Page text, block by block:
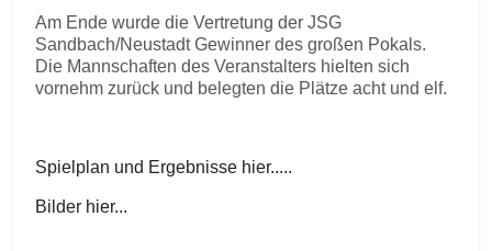
Am Ende wurde die Vertretung der JSG
Sandbach/Neustadt Gewinner des großen Pokals.
Die Mannschaften des Veranstalters hielten sich
vornehm zurück und belegten die Plätze acht und elf.
Spielplan und Ergebnisse hier.....
Bilder hier...